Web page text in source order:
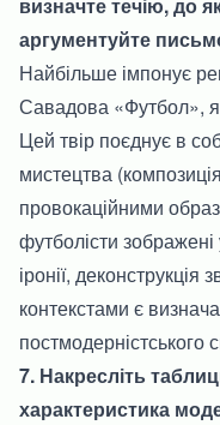
аргументуйте
Найбільше імпонує
Савадова «Футбол»,
Цей твір поєднує в
мистецтва
провокаційними
футболісти
іронії, деконструкція
контекстами є
постмодерністського
7. Накресліть
характеристика